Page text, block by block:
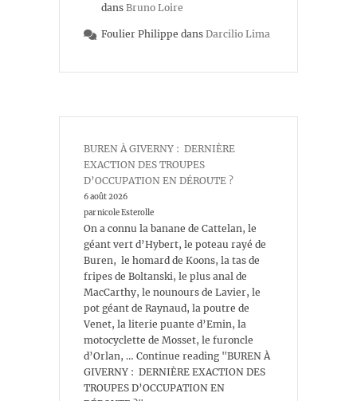
dans Bruno Loire
Foulier Philippe dans Darcilio Lima
BUREN À GIVERNY : DERNIÈRE
EXACTION DES TROUPES
D’OCCUPATION EN DÉROUTE ?
6 août 2026
par nicole Esterolle
On a connu la banane de Cattelan, le
géant vert d’Hybert, le poteau rayé de
Buren, le homard de Koons, la tas de
fripes de Boltanski, le plus anal de
MacCarthy, le nounours de Lavier, le
pot géant de Raynaud, la poutre de
Venet, la literie puante d’Emin, la
motocyclette de Mosset, le furoncle
d’Orlan, … Continue reading "BUREN À
GIVERNY : DERNIÈRE EXACTION DES
TROUPES D’OCCUPATION EN